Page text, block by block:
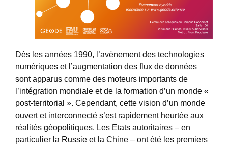
Dès les années 1990, l’avènement des technologies
numériques et l’augmentation des flux de données
sont apparus comme des moteurs importants de
l’intégration mondiale et de la formation d’un monde «
post-territorial ». Cependant, cette vision d’un monde
ouvert et interconnecté s’est rapidement heurtée aux
réalités géopolitiques. Les Etats autoritaires – en
particulier la Russie et la Chine – ont été les premiers